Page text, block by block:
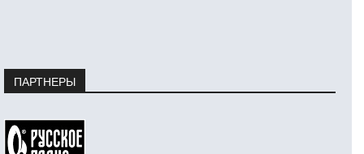
ПАРТНЕРЫ